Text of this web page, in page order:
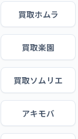
買取ホムラ
買取楽園
買取ソムリエ
アキモバ